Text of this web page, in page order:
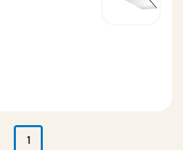
Plana konfigurator-646977
1